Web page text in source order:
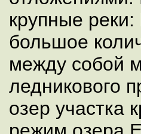
крупные
большое
между собой
ледникового
озер участка